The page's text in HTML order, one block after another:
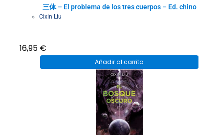
三体 – El problema de los tres cuerpos – Ed. chino
Cixin Liu
16,95 €
Añadir al carrito